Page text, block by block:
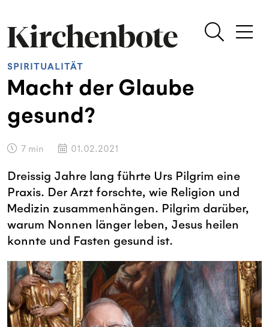
SPIRITUALITÄT
Macht der Glaube
gesund?
7 min 01.02.2021
Dreissig Jahre lang führte Urs Pilgrim eine
Praxis. Der Arzt forschte, wie Religion und
Medizin zusammenhängen. Pilgrim darüber,
warum Nonnen länger leben, Jesus heilen
konnte und Fasten gesund ist.